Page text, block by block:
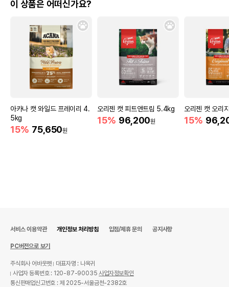
이 상품은 어떠신가요?
아카나 캣 와일드 프레이리 4.
5kg
15% 75,650원
오리젠 캣 피트앤트림 5.4kg
15% 96,200원
오리젠 캣 오리
15%
서비스 이용약관 개인정보 처리방침 입점/제휴 문의 공지사항
PC버전으로 보기
주식회사 어바웃펫
대표자명 : 나옥귀
사업자 등록번호 : 120-87-90035사업자정보확인
통신판매업신고번호 : 제 2025-서울금천-2382호